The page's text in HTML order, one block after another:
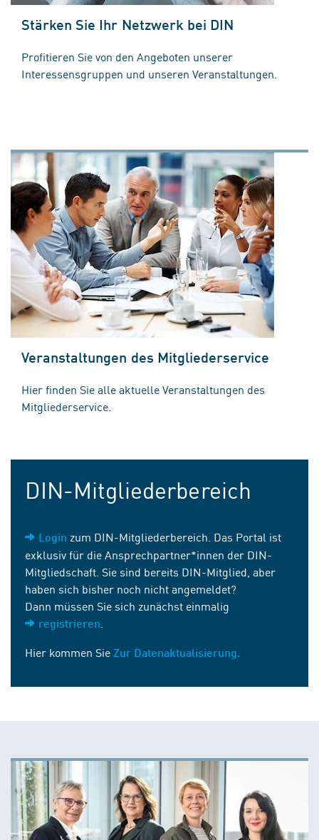
Stärken Sie Ihr Netzwerk bei DIN
Profitieren Sie von den Angeboten unserer
Interessensgruppen und unseren Veranstaltungen.
Veranstaltungen des Mitgliederservice
Hier finden Sie alle aktuelle Veranstaltungen des
Mitgliederservice.
DIN-Mitgliederbereich
Login zum DIN-Mitgliederbereich. Das Portal ist
exklusiv für die Ansprechpartner*innen der DIN-
Mitgliedschaft. Sie sind bereits DIN-Mitglied, aber
haben sich bisher noch nicht angemeldet?
Dann müssen Sie sich zunächst einmalig
registrieren
Hier kommen Sie Zur Datenaktualisierung.